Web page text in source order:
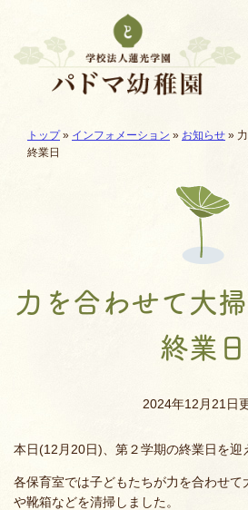
メインメニュー
ここから本文です。
現在地:
トップ» インフォメーション » お知らせ »
終業日
力を合わせて大
終業日
2024年12月21日
本日(12月20日)、第２学期の終業日を迎
各保育室では子どもたちが力を合わせ
や靴箱などを清掃しました。